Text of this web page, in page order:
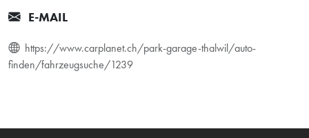
E-MAIL
https://www.carplanet.ch/park-garage-thalwil/auto-
finden/fahrzeugsuche/1239